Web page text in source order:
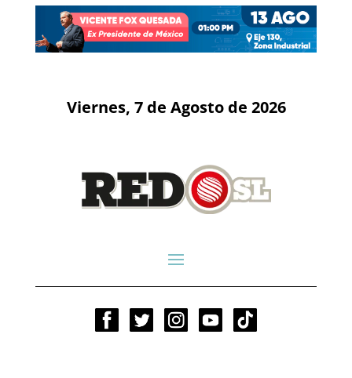
Viernes, 7 de Agosto de 2026